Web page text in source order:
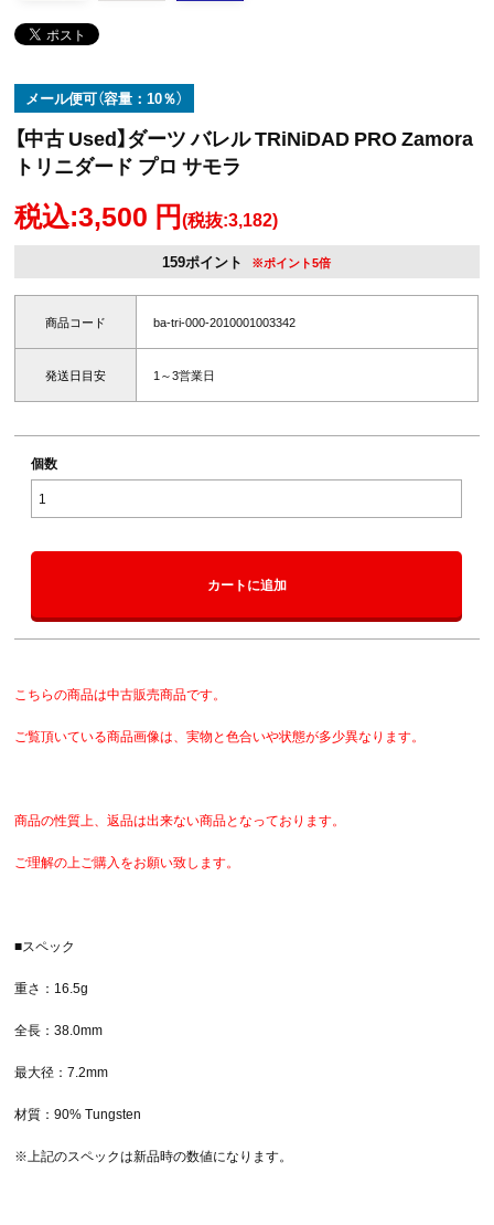
メール便可（容量：10％）
【中古 Used】ダーツ バレル TRiNiDAD PRO Zamora
トリニダード プロ サモラ
税込:3,500 円(税抜:3,182)
159ポイント ※ポイント5倍
商品コード ba-tri-000-2010001003342
発送日目安 1～3営業日
個数
カートに追加
こちらの商品は中古販売商品です。
ご覧頂いている商品画像は、実物と色合いや状態が多少異なります。
商品の性質上、返品は出来ない商品となっております。
ご理解の上ご購入をお願い致します。
■スペック
重さ：16.5g
全長：38.0mm
最大径：7.2mm
材質：90% Tungsten
※上記のスペックは新品時の数値になります。